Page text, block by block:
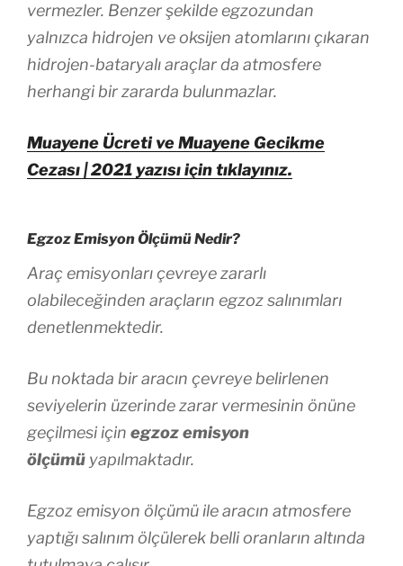
vermezler. Benzer şekilde egzozundan
yalnızca hidrojen ve oksijen atomlarını çıkaran
hidrojen-bataryalı araçlar da atmosfere
herhangi bir zararda bulunmazlar.
Muayene Ücreti ve Muayene Gecikme
Cezası | 2021 yazısı için tıklayınız.
Egzoz Emisyon Ölçümü Nedir?
Araç emisyonları çevreye zararlı
olabileceğinden araçların egzoz salınımları
denetlenmektedir.
Bu noktada bir aracın çevreye belirlenen
seviyelerin üzerinde zarar vermesinin önüne
geçilmesi için egzoz emisyon
ölçümü yapılmaktadır.
Egzoz emisyon ölçümü ile aracın atmosfere
yaptığı salınım ölçülerek belli oranların altında